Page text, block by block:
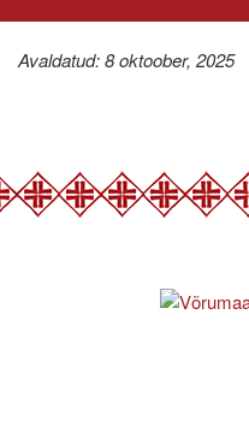
Avaldatud: 8 oktoober, 2025